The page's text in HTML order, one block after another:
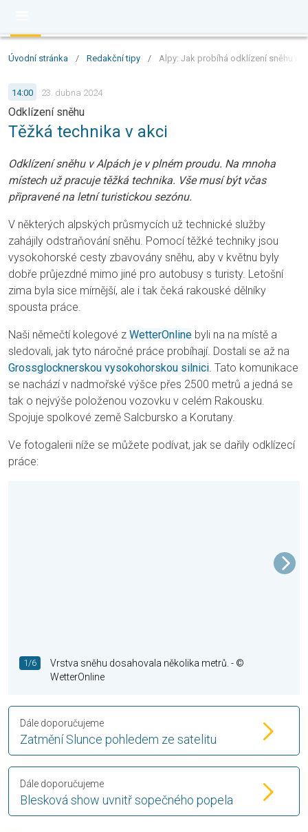
Úvodní stránka / Redakční tipy / Alpy: Jak probíhá odklízení sněhu
14:00 23. dubna 2024
Odklízení sněhu
Těžká technika v akci
Odklízení sněhu v Alpách je v plném proudu. Na mnoha
místech už pracuje těžká technika. Vše musí být včas
připravené na letní turistickou sezónu.
V některých alpských průsmycích už technické služby
zahájily odstraňování sněhu. Pomocí těžké techniky jsou
vysokohorské cesty zbavovány sněhu, aby v květnu byly
dobře průjezdné mimo jiné pro autobusy s turisty. Letošní
zima byla sice mírnější, ale i tak čeká rakouské dělníky
spousta práce.
Naši němečtí kolegové z WetterOnline byli na na místě a
sledovali, jak tyto náročné práce probíhají. Dostali se až na
Grossglocknerskou vysokohorskou silnici. Tato komunikace
se nachází v nadmořské výšce přes 2500 metrů a jedná se
tak o nejvýše položenou vozovku v celém Rakousku.
Spojuje spolkové země Salcbursko a Korutany.
Ve fotogalerii níže se můžete podívat, jak se dařily odklízecí
práce:
1/6 Vrstva sněhu dosahovala několika metrů. - ©
WetterOnline
Zatmění Slunce pohledem ze satelitu
Dále doporučujeme
Blesková show uvnitř sopečného popela
Dále doporučujeme